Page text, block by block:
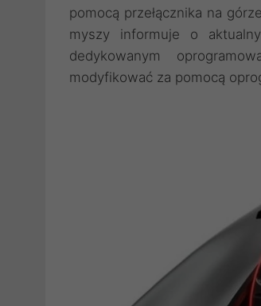
pomocą przełącznika na
myszy informuje o
dedykowanym
modyfikować za pomocą